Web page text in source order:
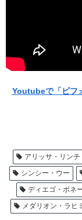
Youtubeで「ビフ
アリッサ・リンチ
シンシー・ウー
ディエゴ・ボネ
メダリオン・ラヒミ